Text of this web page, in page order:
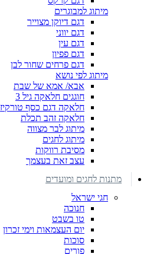
מיתוג למבוגרים
דגם דיוקן מצוייר
דגם יווני
דגם עין
דגם פפיון
דגם פרחים שחור לבן
מיתוג לפי נושא
אבא/ אמא של שבת
חוגגים חלאקה גיל 3
חלאקה דגם כסף טורקיז
חלאקה זהב תכלת
מיתוג לבר מצווה
מיתוג לחגים
מסיבת רווקות
עצב זאת בעצמך
מתנות לחגים ומועדים
חגי ישראל
חנוכה
טו בשבט
יום העצמאות וימי זכרון
סוכות
פורים